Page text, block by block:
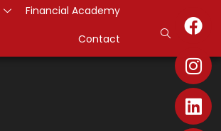
Financial Academy
Contact